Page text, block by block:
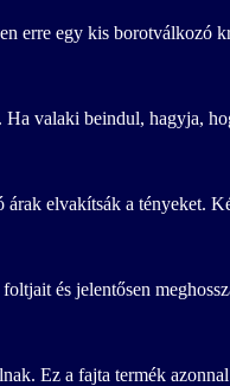
erre egy kis borotválkozó
valaki beindul, hagyja,
elvakítsák a tényeket.
és jelentősen
Ez a fajta termék